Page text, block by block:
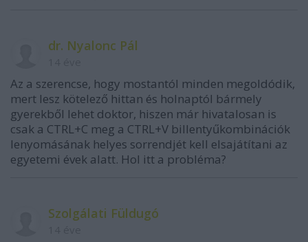
dr. Nyalonc Pál
Az a szerencse, hogy mostantól minden megoldódik,
mert lesz kötelező hittan és holnaptól bármely
gyerekből lehet doktor, hiszen már hivatalosan is
csak a CTRL+C meg a CTRL+V billentyűkombinációk
lenyomásának helyes sorrendjét kell elsajátítani az
egyetemi évek alatt. Hol itt a probléma?
Szolgálati Füldugó